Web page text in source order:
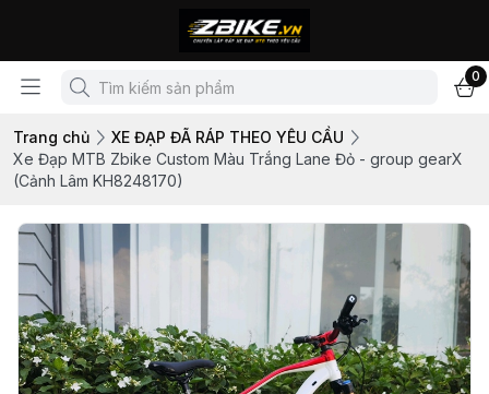
0
Trang chủ
XE ĐẠP ĐÃ RÁP THEO YÊU CẦU
Xe Đạp MTB Zbike Custom Màu Trắng Lane Đỏ - group gearX
(Cảnh Lâm KH8248170)